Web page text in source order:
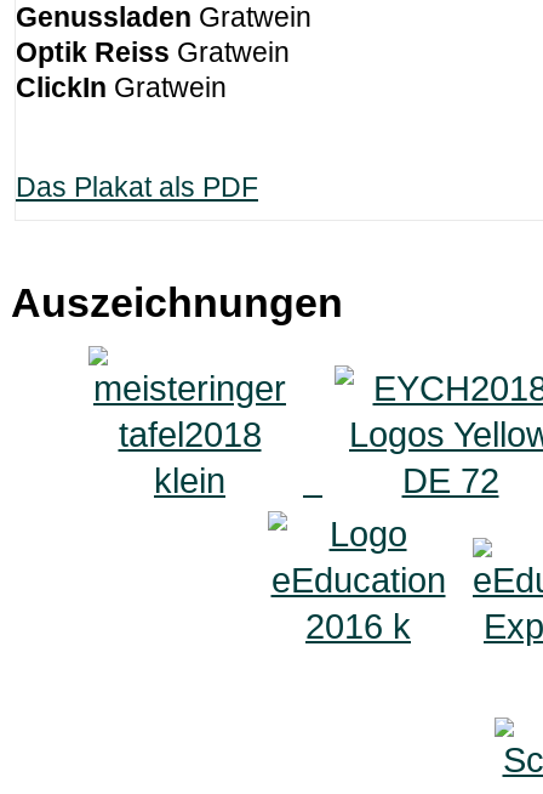
Genussladen Gratwein
Optik Reiss Gratwein
ClickIn Gratwein
Das Plakat als PDF
Auszeichnungen